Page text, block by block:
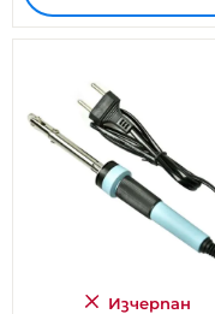
Изчерпан